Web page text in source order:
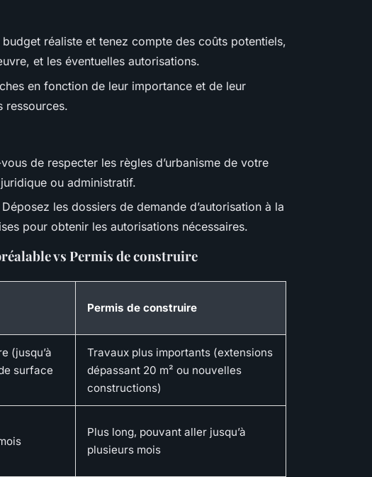
réaliste et tenez compte des coûts potentiels,
et les éventuelles autorisations.
en fonction de leur importance et de leur
ressources.
de respecter les règles d’urbanisme de votre
ou administratif.
Déposez les dossiers de demande d’autorisation à la
pour obtenir les autorisations nécessaires.
vs Permis de construire
Permis de construire
(jusqu’à
surface
Travaux plus importants (extensions
dépassant 20 m² ou nouvelles
constructions)
Plus long, pouvant aller jusqu’à
plusieurs mois